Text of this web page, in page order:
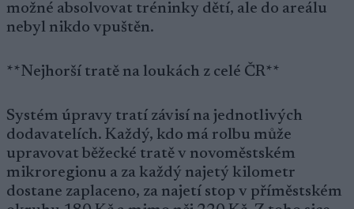
možné absolvovat tréninky dětí, ale do areálu
nebyl nikdo vpuštěn.
**Nejhorší tratě na loukách z celé ČR**
Systém úpravy tratí závisí na jednotlivých
dodavatelích. Každý, kdo má rolbu může
upravovat běžecké tratě v novoměstském
mikroregionu a za každý najetý kilometr
dostane zaplaceno, za najetí stop v příměstském